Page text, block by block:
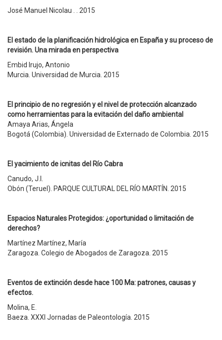
José Manuel Nicolau . . 2015
El estado de la planificación hidrológica en España y su proceso de
revisión. Una mirada en perspectiva
Embid Irujo, Antonio
Murcia. Universidad de Murcia. 2015
El principio de no regresión y el nivel de protección alcanzado
como herramientas para la evitación del daño ambiental
Amaya Arias, Ángela
Bogotá (Colombia). Universidad de Externado de Colombia. 2015
El yacimiento de icnitas del Río Cabra
Canudo, J.I.
Obón (Teruel). PARQUE CULTURAL DEL RÍO MARTÍN. 2015
Espacios Naturales Protegidos: ¿oportunidad o limitación de
derechos?
Martínez Martínez, María
Zaragoza. Colegio de Abogados de Zaragoza. 2015
Eventos de extinción desde hace 100 Ma: patrones, causas y
efectos.
Molina, E.
Baeza. XXXI Jornadas de Paleontología. 2015